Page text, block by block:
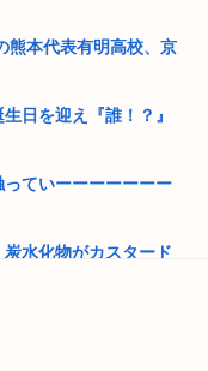
ぐ。今度は中国AI
成敗される
付けます」
熊本代表有明高校、京
日を迎え『誰！？』
っていーーーーーーー
水化物がカスタード